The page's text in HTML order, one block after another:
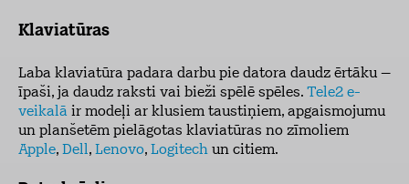
Klaviatūras
Laba klaviatūra padara darbu pie datora daudz ērtāku –
īpaši, ja daudz raksti vai bieži spēlē spēles. Tele2 e-
veikalā ir modeļi ar klusiem taustiņiem, apgaismojumu
un planšetēm pielāgotas klaviatūras no zīmoliem
Apple, Dell, Lenovo, Logitech un citiem.